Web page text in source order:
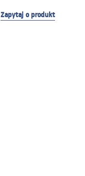
Zapytaj o produkt